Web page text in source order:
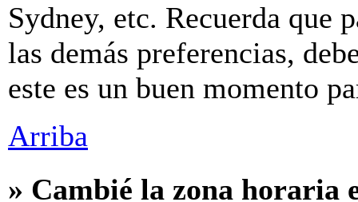
Sydney, etc. Recuerda que
las demás preferencias,
este es un buen momento
Arriba
» Cambié la zona horaria